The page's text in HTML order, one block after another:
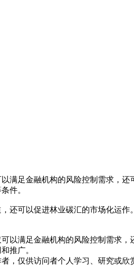
满足金融机构的风险控制需求，
件。
还可以促进林业碳汇的市场化运
以满足金融机构的风险控制需求
推广。
，仅供访问者个人学习、研究或